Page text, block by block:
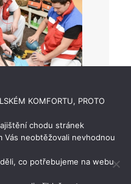
KOMFORTU, PROTO
chodu stránek
Vás neobtěžovali nevhodnou
co potřebujeme na webu